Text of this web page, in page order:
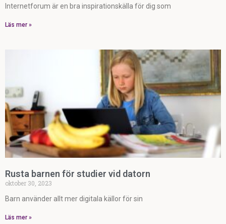
Internetforum är en bra inspirationskälla för dig som
Läs mer »
Rusta barnen för studier vid datorn
oktober 30, 2023
Barn använder allt mer digitala källor för sin
Läs mer »